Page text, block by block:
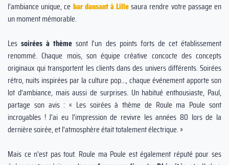
l’ambiance unique, ce bar dansant à Lillesaura rendre votre passage en
un moment mémorable.
Lessoirées à thèmesont l'un des points forts de cet établissement
renommé. Chaque mois, son équipe créative concocte des concepts
originaux qui transportent les clients dans des univers différents. Soirées
rétro, nuits inspirées par la culture pop…, chaque événement apporte son
lot d'ambiance, mais aussi de surprises. Un habitué enthousiaste, Paul,
partage son avis : « Les soirées à thème de Roule ma Poule sont
incroyables ! J'ai eu l'impression de revivre les années 80 lors de la
dernière soirée, et l'atmosphère était totalement électrique. »
Mais ce n'est pas tout. Roule ma Poule est également réputé pour ses